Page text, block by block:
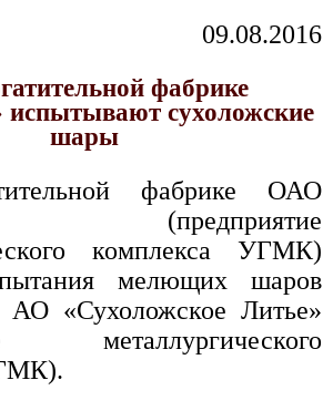
09.08.2016
фабрике
испытывают сухоложские
шары
фабрике ОАО
(предприятие
комплекса УГМК)
мелющих шаров
АО «Сухоложское Литье»
металлургического